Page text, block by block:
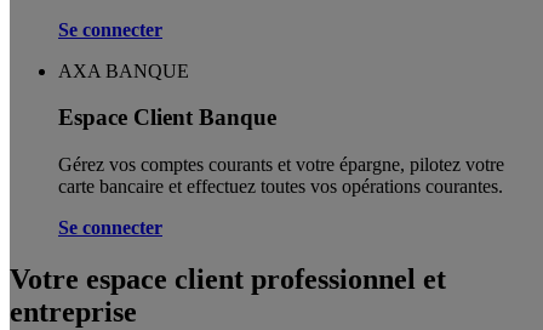
Se connecter
AXA BANQUE
Espace Client Banque
Gérez vos comptes courants et votre épargne, pilotez votre
carte bancaire et effectuez toutes vos opérations courantes.
Se connecter
Votre espace client professionnel et
entreprise